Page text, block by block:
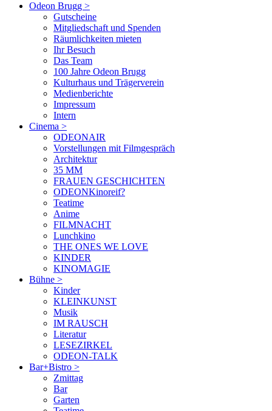
Odeon Brugg >
Gutscheine
Mitgliedschaft und Spenden
Räumlichkeiten mieten
Ihr Besuch
Das Team
100 Jahre Odeon Brugg
Kulturhaus und Trägerverein
Medienberichte
Impressum
Intern
Cinema >
ODEONAIR
Vorstellungen mit Filmgespräch
Architektur
35 MM
FRAUEN GESCHICHTEN
ODEONKinoreif?
Teatime
Anime
FILMNACHT
Lunchkino
THE ONES WE LOVE
KINDER
KINOMAGIE
Bühne >
Kinder
KLEINKUNST
Musik
IM RAUSCH
Literatur
LESEZIRKEL
ODEON-TALK
Bar+Bistro >
Zmittag
Bar
Garten